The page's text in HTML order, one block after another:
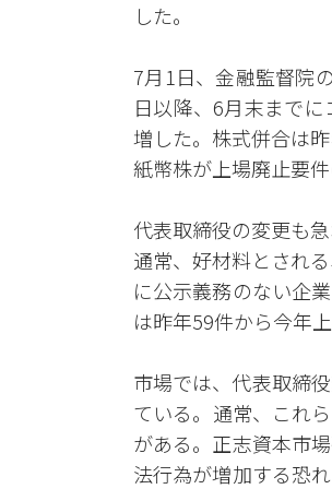
した。
7月1日、金融監督院
日以降、6月末まで
増した。株式併合は
紙幣株が上場廃止要
代表取締役の変更も
通常、好材料とされ
に公示義務のない企
は昨年59件から今年
市場では、代表取締
ている。通常、これ
がある。正志資本市
法行為が増加する恐